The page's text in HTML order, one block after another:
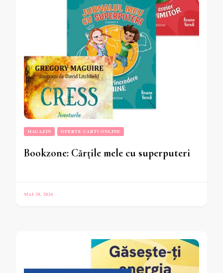
MAGAZIN OFERTE CARTI ONLINE
Bookzone: Cărțile mele cu superputeri
MAI 30, 2026